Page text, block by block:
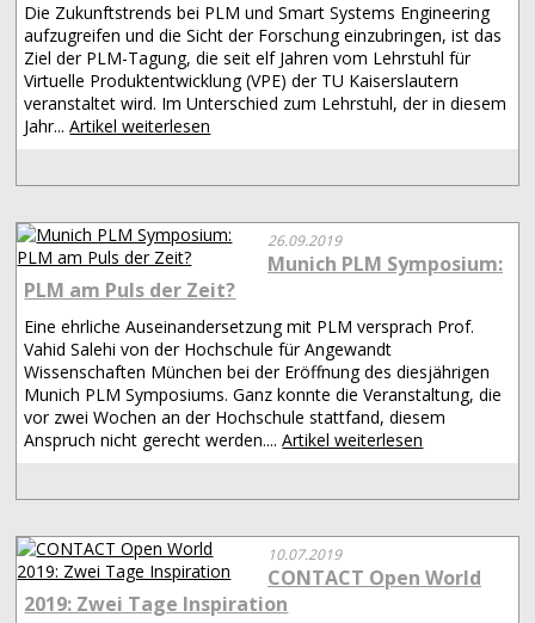
Die Zukunftstrends bei PLM und Smart Systems Engineering
aufzugreifen und die Sicht der Forschung einzubringen, ist das
Ziel der PLM-Tagung, die seit elf Jahren vom Lehrstuhl für
Virtuelle Produktentwicklung (VPE) der TU Kaiserslautern
veranstaltet wird. Im Unterschied zum Lehrstuhl, der in diesem
Jahr...Artikel weiterlesen
26.09.2019
Munich PLM Symposium:
PLM am Puls der Zeit?
Eine ehrliche Auseinandersetzung mit PLM versprach Prof.
Vahid Salehi von der Hochschule für Angewandt
Wissenschaften München bei der Eröffnung des diesjährigen
Munich PLM Symposiums. Ganz konnte die Veranstaltung, die
vor zwei Wochen an der Hochschule stattfand, diesem
Anspruch nicht gerecht werden....Artikel weiterlesen
10.07.2019
CONTACT Open World
2019: Zwei Tage Inspiration